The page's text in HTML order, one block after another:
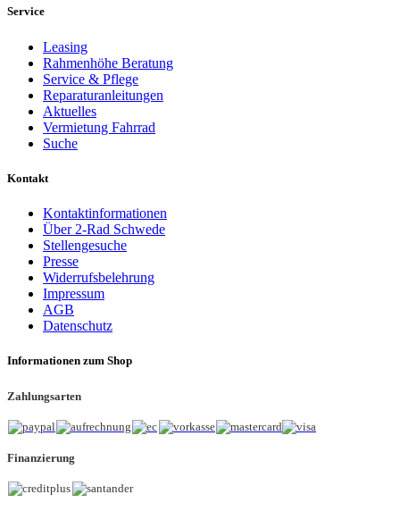
Service
Leasing
Rahmenhöhe Beratung
Service & Pflege
Reparaturanleitungen
Aktuelles
Vermietung Fahrrad
Suche
Kontakt
Kontaktinformationen
Über 2-Rad Schwede
Stellengesuche
Presse
Widerrufsbelehrung
Impressum
AGB
Datenschutz
Informationen zum Shop
Zahlungsarten
Finanzierung